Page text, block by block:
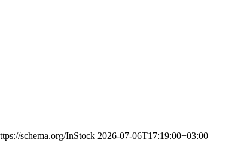
schema.org/InStock 2026-07-06T17:19:00+03:00